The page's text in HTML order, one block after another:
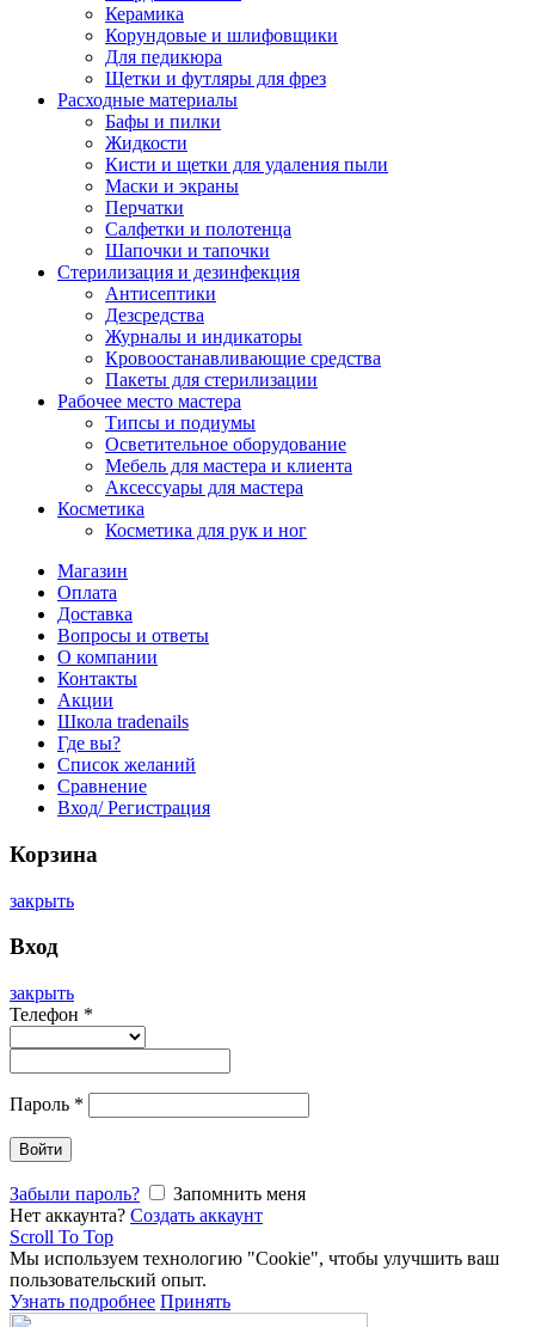
Керамика
Корундовые и шлифовщики
Для педикюра
Щетки и футляры для фрез
Расходные материалы
Бафы и пилки
Жидкости
Кисти и щетки для удаления пыли
Маски и экраны
Перчатки
Салфетки и полотенца
Шапочки и тапочки
Стерилизация и дезинфекция
Антисептики
Дезсредства
Журналы и индикаторы
Кровоостанавливающие средства
Пакеты для стерилизации
Рабочее место мастера
Типсы и подиумы
Осветительное оборудование
Мебель для мастера и клиента
Аксессуары для мастера
Косметика
Косметика для рук и ног
Магазин
Оплата
Доставка
Вопросы и ответы
О компании
Контакты
Акции
Школа tradenails
Где вы?
Список желаний
Сравнение
Вход/ Регистрация
Корзина
закрыть
Вход
закрыть
Телефон *
Пароль *
Войти
Забыли пароль?
Запомнить меня
Нет аккаунта? Создать аккаунт
Scroll To Top
Мы используем технологию "Cookie", чтобы улучшить ваш
пользовательский опыт.
Узнать подробнее Принять